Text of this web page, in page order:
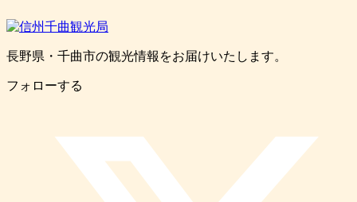
長野県・千曲市の観光情報をお届けいたします。
フォローする